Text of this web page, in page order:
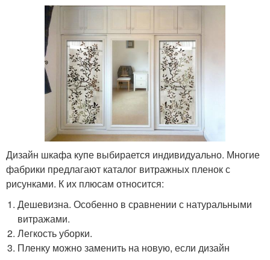
Дизайн шкафа купе выбирается индивидуально. Многие
фабрики предлагают каталог витражных пленок с
рисунками. К их плюсам относится:
Дешевизна. Особенно в сравнении с натуральными
витражами.
Легкость уборки.
Пленку можно заменить на новую, если дизайн